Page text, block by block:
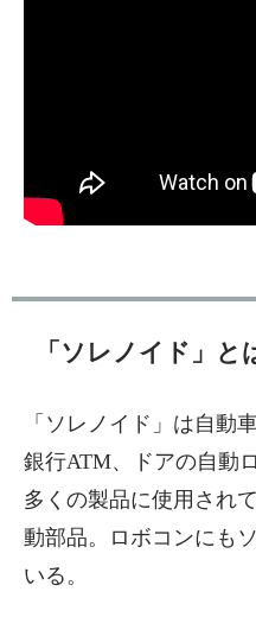
「ソレノイド」と
「ソレノイド」は自動
銀行ATM、ドアの自動
多くの製品に使用され
動部品。ロボコンにも
いる。